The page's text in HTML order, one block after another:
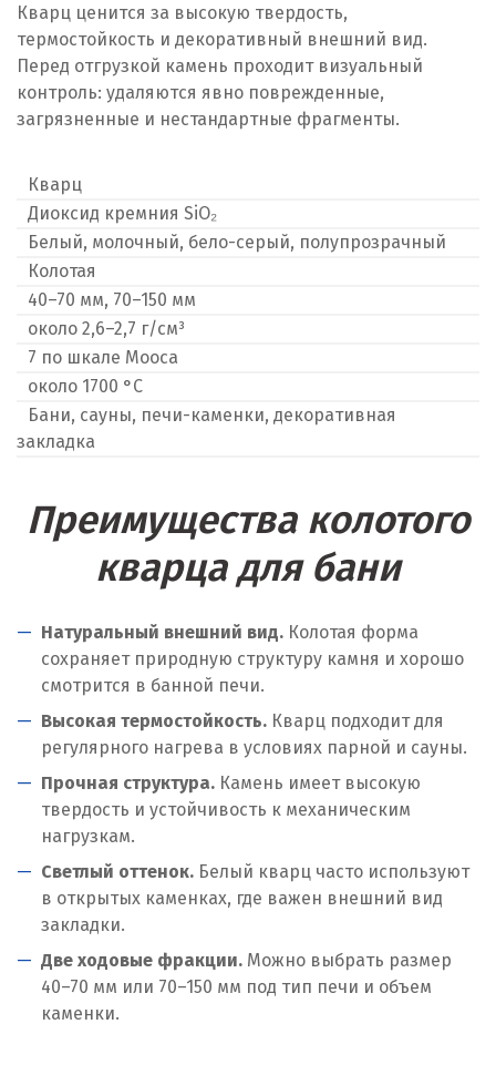
Кварц ценится за высокую твердость,
термостойкость и декоративный внешний вид.
Перед отгрузкой камень проходит визуальный
контроль: удаляются явно поврежденные,
загрязненные и нестандартные фрагменты.
Кварц
Диоксид кремния SiO₂
Белый, молочный, бело-серый, полупрозрачный
Колотая
40–70 мм, 70–150 мм
около 2,6–2,7 г/см³
7 по шкале Мооса
около 1700 °C
Бани, сауны, печи-каменки, декоративная
закладка
Преимущества колотого
кварца для бани
Натуральный внешний вид. Колотая форма
сохраняет природную структуру камня и хорошо
смотрится в банной печи.
Высокая термостойкость. Кварц подходит для
регулярного нагрева в условиях парной и сауны.
Прочная структура. Камень имеет высокую
твердость и устойчивость к механическим
нагрузкам.
Светлый оттенок. Белый кварц часто используют
в открытых каменках, где важен внешний вид
закладки.
Две ходовые фракции. Можно выбрать размер
40–70 мм или 70–150 мм под тип печи и объем
каменки.